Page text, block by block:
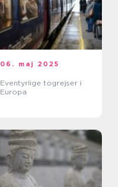
06. maj 2025
Eventyrlige togrejser i
Europa